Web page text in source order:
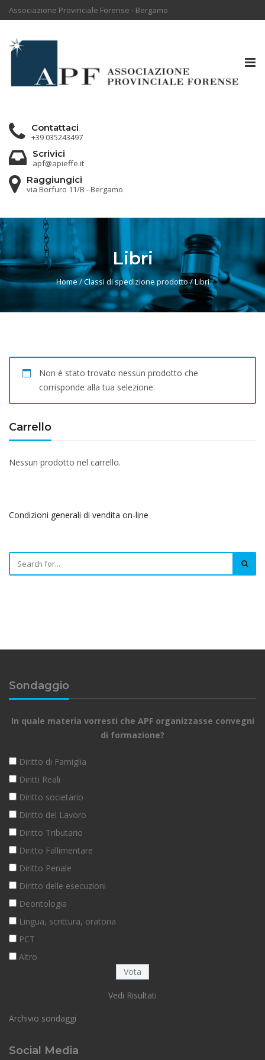
Associazione Provinciale Forense - Bergamo
Contattaci
+39 035243497
Scrivici
apf@apieffe.it
Raggiungici
via Borfuro 11/B - Bergamo
Libri
Home / Classi di spedizione prodotto / Libri
Non è stato trovato nessun prodotto che
corrisponde alla tua selezione.
Carrello
Nessun prodotto nel carrello.
Condizioni generali di vendita on-line
Sondaggio
In quale materia vorresti che APF organizzasse convegni
di formazione?
Diritto di Famiglia
Diritti Reali
Diritto societario
Diritto del Lavoro
Diritto Tributario
Diritto Fallimentare
Diritto Penale
Diritto delle esecuzioni
Deontologia
Lingua, scrittura, oratoria
PCT
Altro
Vedi Risultati
Archivio sondaggi
Social Media